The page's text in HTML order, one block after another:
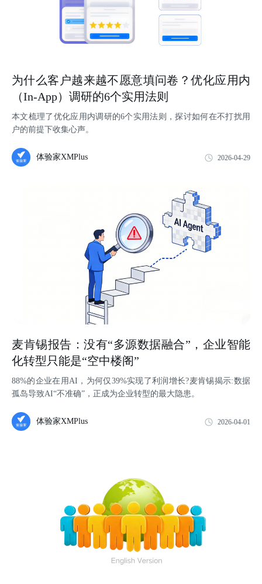
为什么客户越来越不愿意填问卷？优化应用内
（In-App）调研的6个实用法则
本文梳理了优化应用内调研的6个实用法则，探讨如何在不打扰用
户的前提下收集心声。
体验家XMPlus 2026-04-29
麦肯锡报告：没有“多源数据融合”，企业智能
化转型只能是“空中楼阁”
88%的企业在用AI，为何仅39%实现了利润增长?麦肯锡揭示:数据
孤岛导致AI“不准确”，正成为企业转型的最大隐患。
体验家XMPlus 2026-04-01